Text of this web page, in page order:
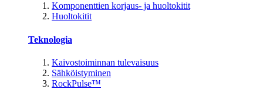
Komponenttien korjaus- ja huoltokitit
Huoltokitit
Teknologia
Kaivostoiminnan tulevaisuus
Sähköistyminen
RockPulse™